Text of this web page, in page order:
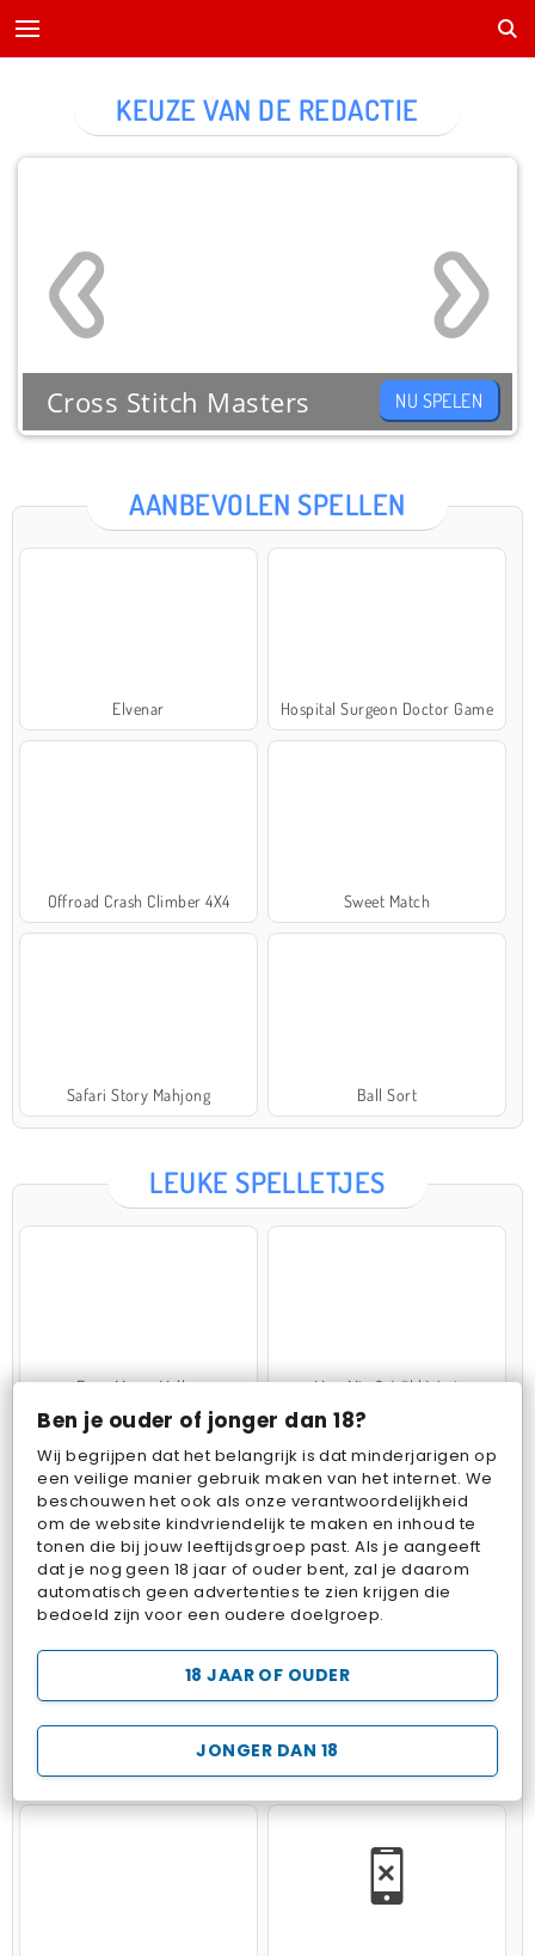
Ben je ouder of jonger dan 18?
Wij begrijpen dat het belangrijk is dat minderjarigen op
een veilige manier gebruik maken van het internet. We
beschouwen het ook als onze verantwoordelijkheid
om de website kindvriendelijk te maken en inhoud te
tonen die bij jouw leeftijdsgroep past. Als je aangeeft
dat je nog geen 18 jaar of ouder bent, zal je daarom
automatisch geen advertenties te zien krijgen die
bedoeld zijn voor een oudere doelgroep.
JONGER DAN 18
18 JAAR OF OUDER
AANBEVOLEN SPELLEN
Elvenar Hospital Surgeon Doctor Game
Offroad Crash Climber 4X4 Sweet Match
Safari Story Mahjong Ball Sort
KEUZE VAN DE REDACTIE
Cross Stitch Masters NU SPELEN
LEUKE SPELLETJES
Farm Merge Valley VegaMix 2: Wild West
Pop Fruit Bubbits
Hospital Surgeon Doctor Game Potion Sort